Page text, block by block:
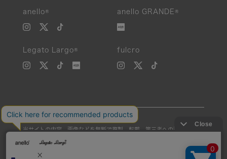
新着
SALE
カラー
anello® anello GRANDE®
Legato Largo® fulcro
当サイトの内容、画像などを無断で複製、転載、第三者への譲渡などを
Unauthorized reproduction, duplication, or redistribution of any